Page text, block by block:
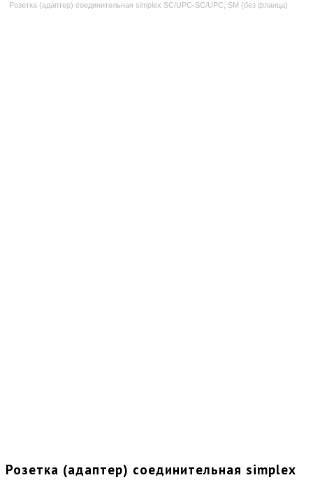
Розетка (адаптер) соединительная simplex SC/UPC-SC/UPC, SM (без фланца)
Розетка (адаптер) соединительная simplex